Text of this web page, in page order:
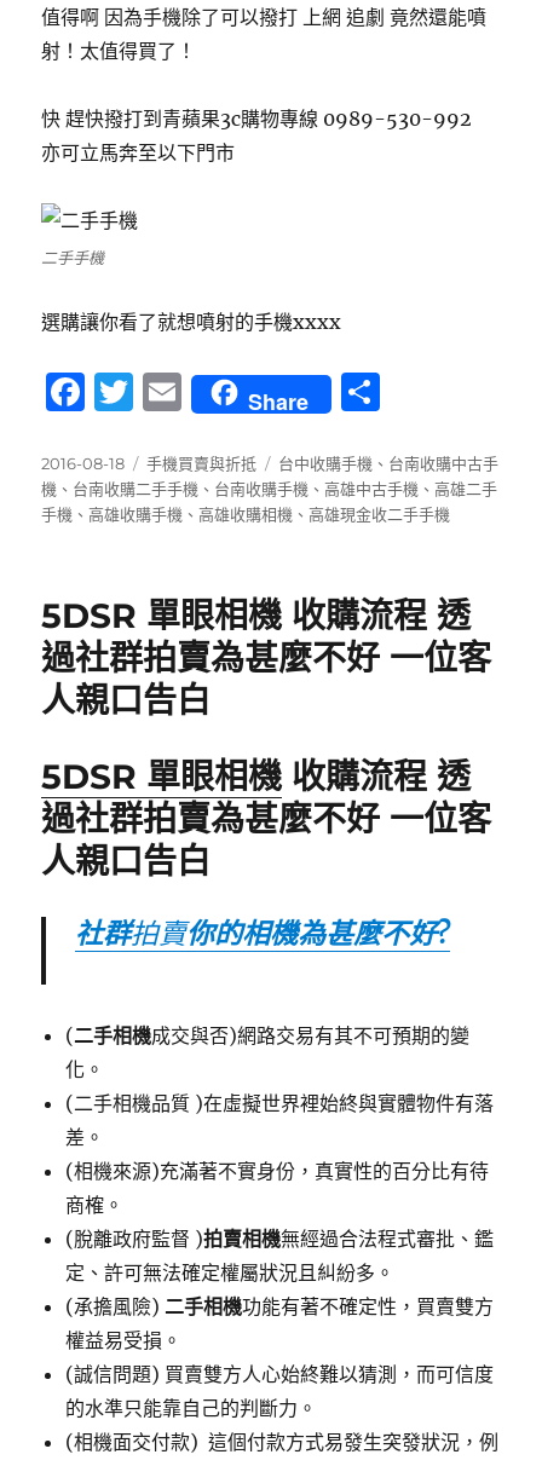
值得啊 因為手機除了可以撥打 上網 追劇 竟然還能噴
射！太值得買了！
快 趕快撥打到青蘋果3c購物專線 0989-530-992
亦可立馬奔至以下門市
二手手機
選購讓你看了就想噴射的手機xxxx
F
c
e
o
k
T
it
te
E
m
ai
l
Share
發
佈
日
2016-08-18
分
類
手機買賣與折抵
標
籤
台中收購手機 、 台南收購中古手
機 、 台南收購二手手機 、 台南收購手機 、高雄中古手機 、高雄二手
手機 、高雄收購手機 、高雄收購相機 、高雄現金收二手手機
5DSR 單眼相機 收購流程 透
過社群拍賣為甚麼不好 一位客
人親口告白
5DSR 單眼相機收購流程 透
過社群拍賣為甚麼不好 一位客
人親口告白
社群拍賣你的相機為甚麼不好?
(二手相機成交與否)網路交易有其不可預期的變
化。
(二手相機品質 )在虛擬世界裡始終與實體物件有落
差。
(相機來源)充滿著不實身份，真實性的百分比有待
商榷。
(脫離政府監督 )拍賣相機無經過合法程式審批、鑑
定、許可無法確定權屬狀況且糾紛多。
(承擔風險) 二手相機功能有著不確定性，買賣雙方
權益易受損。
(誠信問題) 買賣雙方人心始終難以猜測，而可信度
的水準只能靠自己的判斷力。
(相機面交付款) 這個付款方式易發生突發狀況，例